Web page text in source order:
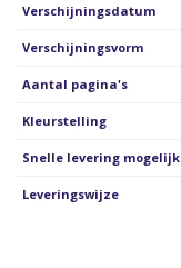
Verschijningsdatum
Verschijningsvorm
Aantal pagina's
Kleurstelling
Snelle levering mogelijk
Leveringswijze